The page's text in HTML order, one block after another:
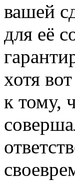
вашей
для её
хотя
к тому,